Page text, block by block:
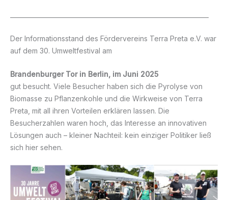
Der Informationsstand des Fördervereins Terra Preta e.V. war
auf dem 30. Umweltfestival am
Brandenburger Tor in Berlin, im Juni 2025
gut besucht. Viele Besucher haben sich die Pyrolyse von
Biomasse zu Pflanzenkohle und die Wirkweise von Terra
Preta, mit all ihren Vorteilen erklären lassen. Die
Besucherzahlen waren hoch, das Interesse an innovativen
Lösungen auch – kleiner Nachteil: kein einziger Politiker ließ
sich hier sehen.